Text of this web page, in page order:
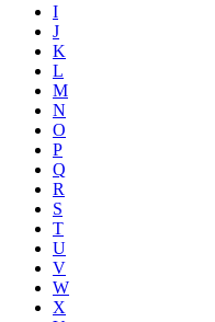
I
J
K
L
M
N
O
P
Q
R
S
T
U
V
W
X